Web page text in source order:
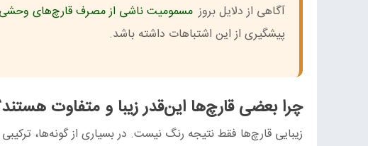
آگاهی از دلایل بروز مسمومیت ناشی از مصرف قارچ‌های وحشی
پیشگیری از این اشتباهات داشته باشد.
چرا بعضی قارچ‌ها این‌قدر زیبا و متفاوت
زیبایی قارچ‌ها فقط نتیجه رنگ نیست. در بسیاری از گونه‌ها،